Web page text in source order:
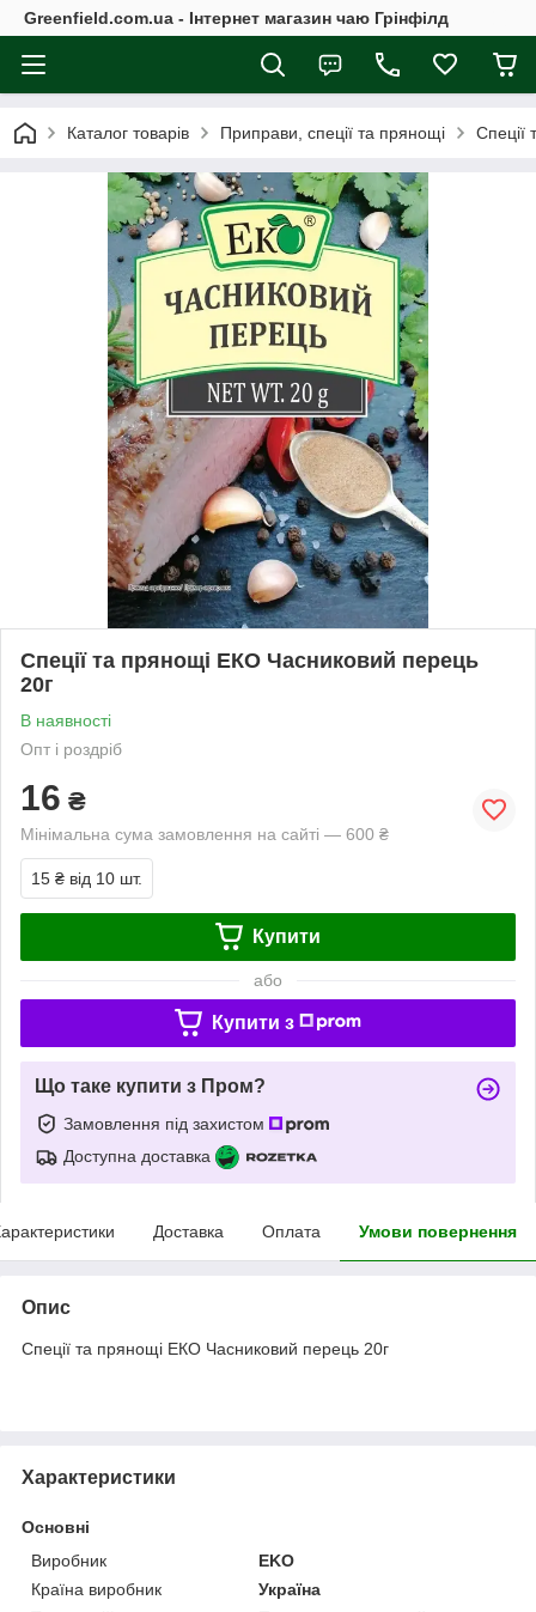
Greenfield.com.ua - Інтернет магазин чаю Грінфілд
Каталог товарів Приправи, спеції та прянощі Спеції
Спеції та прянощі ЕКО Часниковий перець
20г
В наявності
Опт і роздріб
16 ₴
Мінімальна сума замовлення на сайті — 600 ₴
15 ₴ від 10 шт.
Купити
або
Купити з
Що таке купити з Пром?
Замовлення під захистом
Доступна доставка
Доставка Оплата Умови повернення
Опис
Спеції та прянощі ЕКО Часниковий перець 20г
Характеристики
Основні
Виробник
EKO
Країна виробник
Україна